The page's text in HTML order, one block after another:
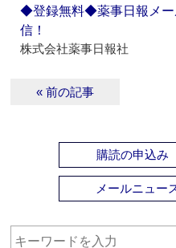
◆登録無料◆薬事日報メ
信！
株式会社薬事日報社
« 前の記事
購読の申込み
メールニュー